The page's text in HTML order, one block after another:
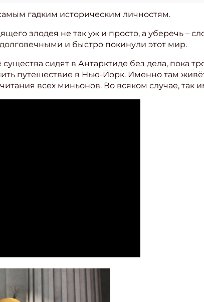
гадким историческим личностям.
злодея не так уж и просто, а уберечь –
и быстро покинули этот мир.
сидят в Антарктиде без дела, пока
путешествие в Нью-Йорк. Именно там
всех миньонов. Во всяком случае, так